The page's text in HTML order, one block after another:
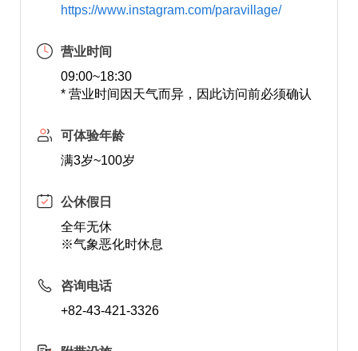
https://www.instagram.com/paravillage/
营业时间
09:00~18:30
* 营业时间因天气而异，因此访问前必须确认
可体验年龄
满3岁~100岁
公休假日
全年无休
※气象恶化时休息
咨询电话
+82-43-421-3326